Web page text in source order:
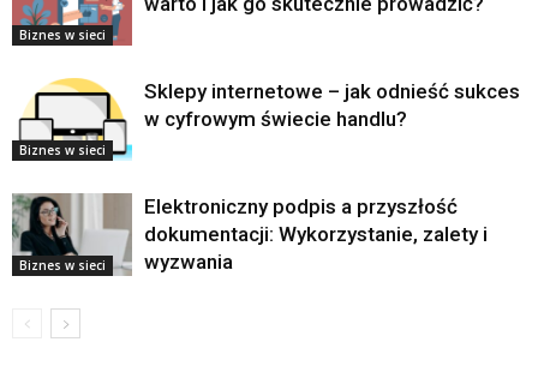
Biznes w sieci
Biznes w sieci
Sklepy internetowe – jak odnieść sukces
w cyfrowym świecie handlu?
Biznes w sieci
Elektroniczny podpis a przyszłość
dokumentacji: Wykorzystanie, zalety i
wyzwania